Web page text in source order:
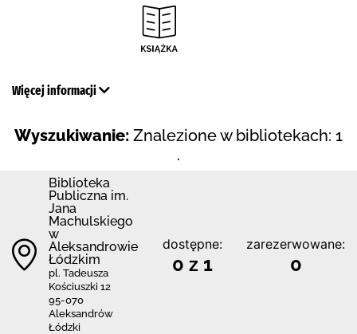
Więcej informacji
Wyszukiwanie: Znalezione w bibliotekach: 1
.
Biblioteka
Publiczna im.
Jana
Machulskiego
w
Aleksandrowie
Łódzkim
pl. Tadeusza
Kościuszki 12
95-070
Aleksandrów
Łódzki
dostępne:
0 z 1
zarezerwowane:
0